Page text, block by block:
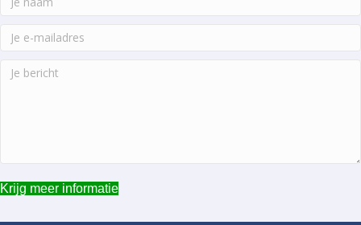
Krijg meer informatie